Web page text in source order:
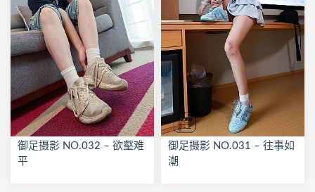
御足摄影 NO.032 – 欲壑难
平
御足摄影 NO.031 – 往事如
潮